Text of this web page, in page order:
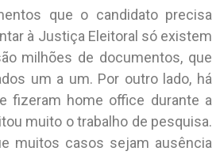
que o candidato precisa
à Justiça Eleitoral só existem
milhões de documentos, que
um a um. Por outro lado, há
fizeram home office durante a
muito o trabalho de pesquisa.
muitos casos sejam ausência